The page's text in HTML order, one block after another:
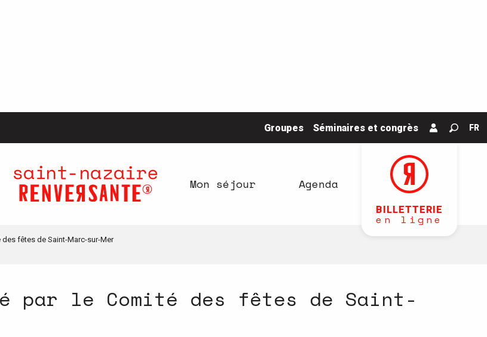
Groupes Séminaires et congrès FR
BILLETTERIE
en ligne
Mon séjour Agenda
fêtes de Saint-Marc-sur-Mer
par le Comité des fêtes de Saint-